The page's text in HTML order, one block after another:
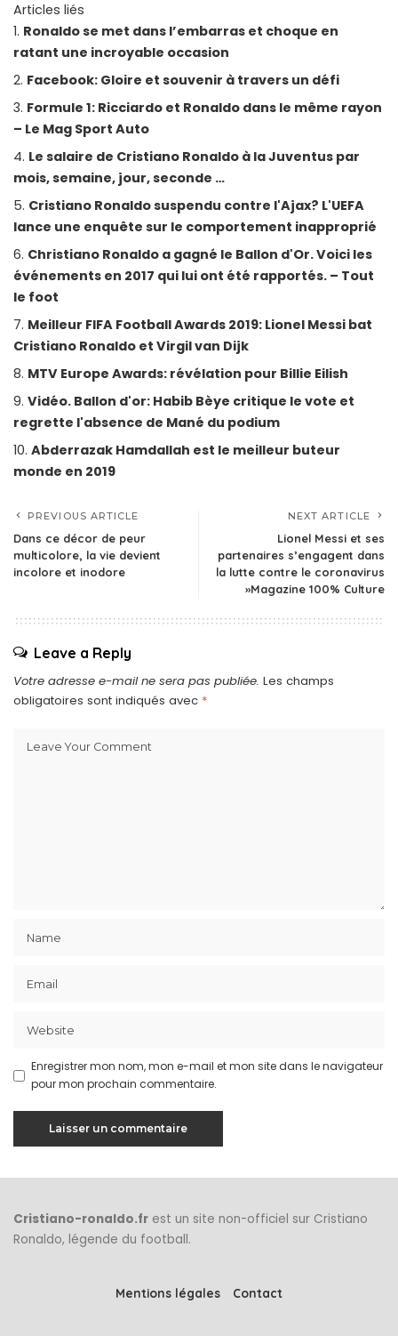
Articles liés
Ronaldo se met dans l’embarras et choque en
ratant une incroyable occasion
Facebook: Gloire et souvenir à travers un défi
Formule 1: Ricciardo et Ronaldo dans le même rayon
– Le Mag Sport Auto
Le salaire de Cristiano Ronaldo à la Juventus par
mois, semaine, jour, seconde …
Cristiano Ronaldo suspendu contre l'Ajax? L'UEFA
lance une enquête sur le comportement inapproprié
Christiano Ronaldo a gagné le Ballon d'Or. Voici les
événements en 2017 qui lui ont été rapportés. – Tout
le foot
Meilleur FIFA Football Awards 2019: Lionel Messi bat
Cristiano Ronaldo et Virgil van Dijk
MTV Europe Awards: révélation pour Billie Eilish
Vidéo. Ballon d'or: Habib Bèye critique le vote et
regrette l'absence de Mané du podium
Abderrazak Hamdallah est le meilleur buteur
monde en 2019
PREVIOUS ARTICLE
Dans ce décor de peur
multicolore, la vie devient
incolore et inodore
NEXT ARTICLE
Lionel Messi et ses
partenaires s’engagent dans
la lutte contre le coronavirus
»Magazine 100% Culture
Leave a Reply
Votre adresse e-mail ne sera pas publiée. Les champs
obligatoires sont indiqués avec *
Enregistrer mon nom, mon e-mail et mon site dans le navigateur
pour mon prochain commentaire.
Cristiano-ronaldo.fr est un site non-officiel sur Cristiano
Ronaldo, légende du football.
Mentions légales Contact